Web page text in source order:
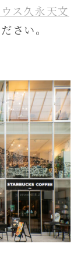
ス久永天文
さい。